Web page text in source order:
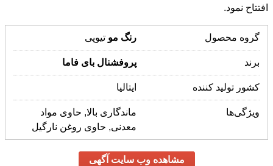
افتتاح نمود.
گروه محصول رنگ مو تیوپی
برند پروفشنال بای فاما
کشور تولید کننده ایتالیا
ویژگی‌ها
ماندگاری بالا, حاوی مواد
معدنی, حاوی روغن نارگیل
مشاهده وب سایت آگهی